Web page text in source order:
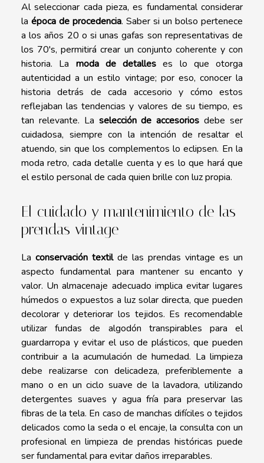
Al seleccionar cada pieza, es fundamental considerar
la época de procedencia. Saber si un bolso pertenece
a los años 20 o si unas gafas son representativas de
los 70's, permitirá crear un conjunto coherente y con
historia. La moda de detalles es lo que otorga
autenticidad a un estilo vintage; por eso, conocer la
historia detrás de cada accesorio y cómo estos
reflejaban las tendencias y valores de su tiempo, es
tan relevante. La selección de accesorios debe ser
cuidadosa, siempre con la intención de resaltar el
atuendo, sin que los complementos lo eclipsen. En la
moda retro, cada detalle cuenta y es lo que hará que
el estilo personal de cada quien brille con luz propia.
El cuidado y mantenimiento de las
prendas vintage
La conservación textilde las prendas vintage es un
aspecto fundamental para mantener su encanto y
valor. Un almacenaje adecuado implica evitar lugares
húmedos o expuestos a luz solar directa, que pueden
decolorar y deteriorar los tejidos. Es recomendable
utilizar fundas de algodón transpirables para el
guardarropa y evitar el uso de plásticos, que pueden
contribuir a la acumulación de humedad. La limpieza
debe realizarse con delicadeza, preferiblemente a
mano o en un ciclo suave de la lavadora, utilizando
detergentes suaves y agua fría para preservar las
fibras de la tela. En caso de manchas difíciles o tejidos
delicados como la seda o el encaje, la consulta con un
profesional en limpieza de prendas históricas puede
ser fundamental para evitar daños irreparables.